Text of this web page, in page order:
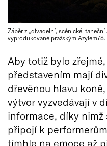
Záběr z „divadelní, scénické,
vyprodukované pražským
Aby totiž bylo
představením mají
dřevěnou hlavu
výtvor vyzvedávají v
informace, díky
připojí k
tímhle na emoce až